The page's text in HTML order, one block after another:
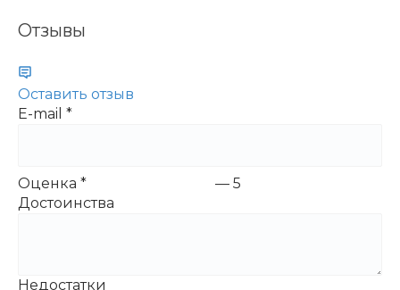
Отзывы
Оставить отзыв
E-mail *
Оценка * — 5
Достоинства
Недостатки